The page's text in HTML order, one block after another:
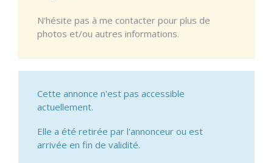
N'hésite pas à me contacter pour plus de
photos et/ou autres informations.
Cette annonce n'est pas accessible
actuellement.
Elle a été retirée par l'annonceur ou est
arrivée en fin de validité.